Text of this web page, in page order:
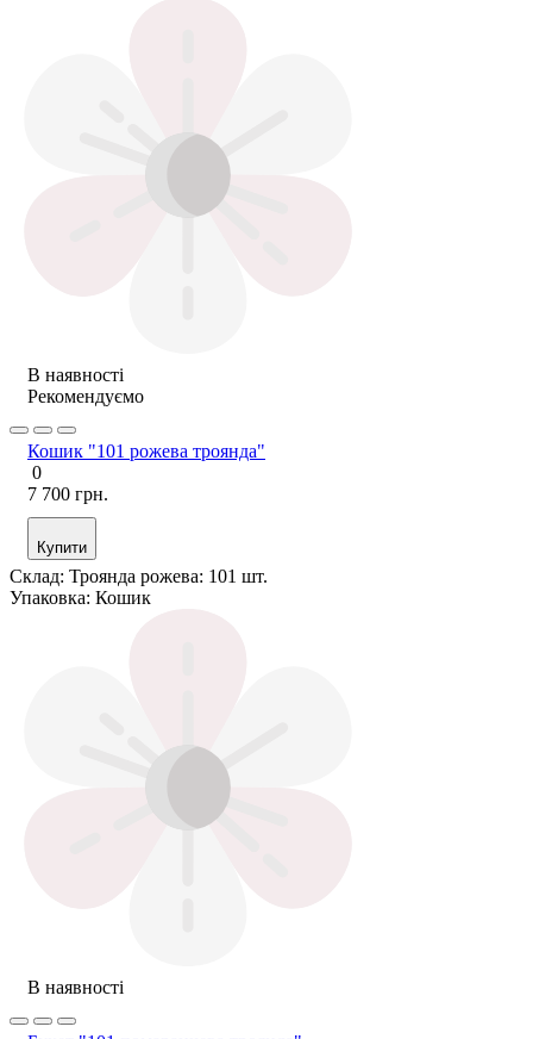
В наявності
Рекомендуємо
Кошик "101 рожева троянда"
0
7 700 грн.
Купити
Склад: Троянда рожева: 101 шт.
Упаковка: Кошик
В наявності